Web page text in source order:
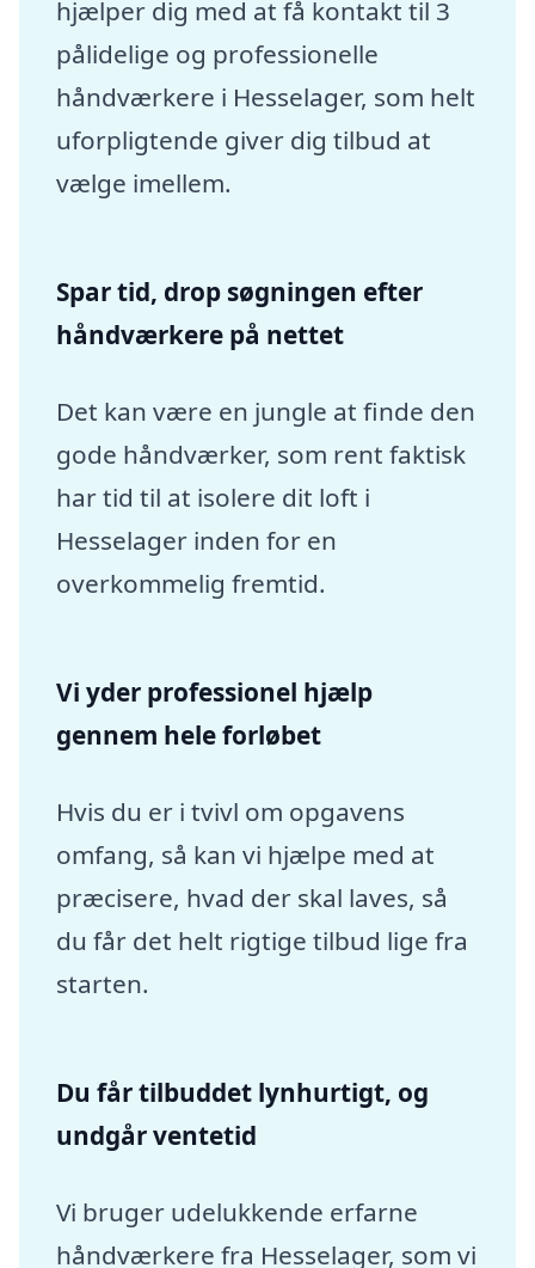
hjælper dig med at få kontakt til 3
pålidelige og professionelle
håndværkere i Hesselager, som helt
uforpligtende giver dig tilbud at
vælge imellem.
Spar tid, drop søgningen efter
håndværkere på nettet
Det kan være en jungle at finde den
gode håndværker, som rent faktisk
har tid til at isolere dit loft i
Hesselager inden for en
overkommelig fremtid.
Vi yder professionel hjælp
gennem hele forløbet
Hvis du er i tvivl om opgavens
omfang, så kan vi hjælpe med at
præcisere, hvad der skal laves, så
du får det helt rigtige tilbud lige fra
starten.
Du får tilbuddet lynhurtigt, og
undgår ventetid
Vi bruger udelukkende erfarne
håndværkere fra Hesselager, som vi